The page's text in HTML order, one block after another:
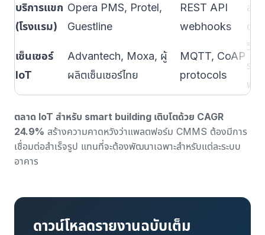
บริการแขก
(โรงแรม)
Opera PMS, Protel,
Guestline
REST API
webhooks
ส่ง
ตร
เซ็นเซอร์
IoT
Advantech, Moxa, ผู้
ผลิตเซ็นเซอร์ไทย
MQTT, CoAP
protocols
วิเค
ระ
พย
ตลาด IoT สำหรับ smart building เติบโตด้วย CAGR
24.9% สร้างความคาดหวังว่าแพลตฟอร์ม CMMS ต้องมีการ
เชื่อมต่อสำเร็จรูป แทนที่จะต้องพัฒนาเฉพาะสำหรับแต่ละระบบ
อาคาร
ดาวน์โหลดรายงานฉบับเต็ม